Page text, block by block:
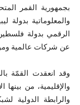
بجمهورية القمر
والمعلوماتية بدولة
الرقمي بدولة
عن شركات عالمية
وقد انعقدت القمّة
والإقليمية، من بينها
والرابطة الدولية